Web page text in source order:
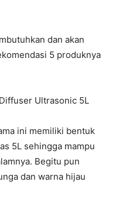
dan akan
5 produknya
Ultrasonic 5L
ini memiliki bentuk
5L sehingga mampu
Begitu pun
dan warna hijau